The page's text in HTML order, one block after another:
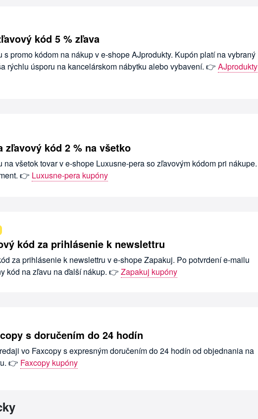
kód 5 % zľava
s promo kódom na nákup v e-shope AJprodukty. Kupón platí na vybraný
rýchlu úsporu na kancelárskom nábytku alebo vybavení. 👉 AJprodukty
zľavový kód 2 % na všetko
na všetok tovar v e-shope Luxusne-pera so zľavovým kódom pri nákupe.
👉 Luxusne-pera kupóny
kód za prihlásenie k newslettru
za prihlásenie k newslettru v e-shope Zapakuj. Po potvrdení e-mailu
kód na zľavu na ďalší nákup. 👉 Zapakuj kupóny
s doručením do 24 hodín
vo Faxcopy s expresným doručením do 24 hodín od objednania na
👉 Faxcopy kupóny